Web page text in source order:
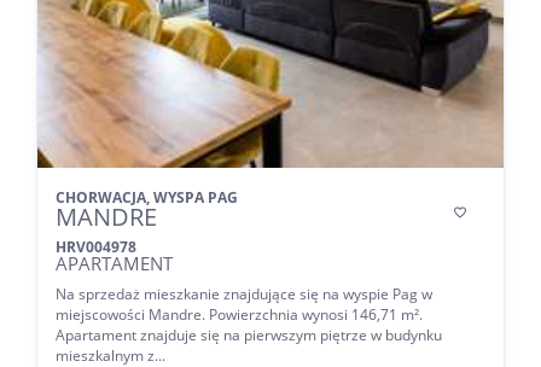
CHORWACJA, WYSPA PAG
MANDRE
HRV004978
APARTAMENT

Na sprzedaż mieszkanie znajdujące się na wyspie Pag w
miejscowości Mandre. Powierzchnia wynosi 146,71 m².
Apartament znajduje się na pierwszym piętrze w budynku
mieszkalnym z...